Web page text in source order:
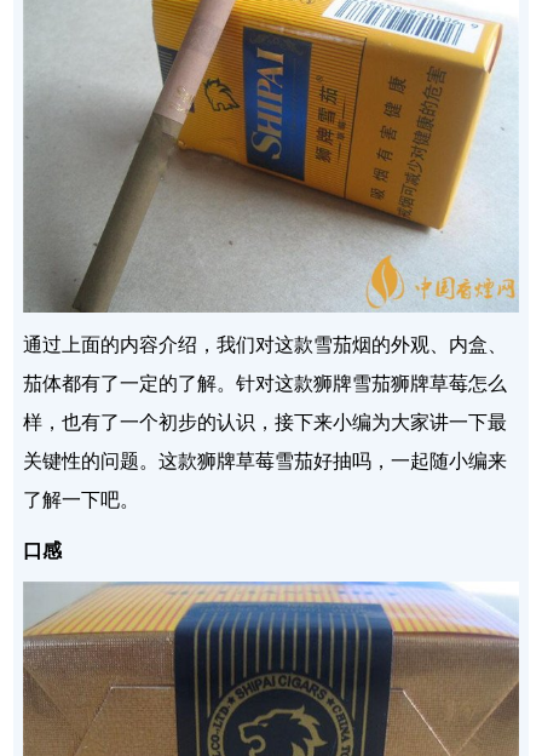
通过上面的内容介绍，我们对这款雪茄烟的外观、内盒、
茄体都有了一定的了解。针对这款狮牌雪茄狮牌草莓怎么
样，也有了一个初步的认识，接下来小编为大家讲一下最
关键性的问题。这款狮牌草莓雪茄好抽吗，一起随小编来
了解一下吧。
口感